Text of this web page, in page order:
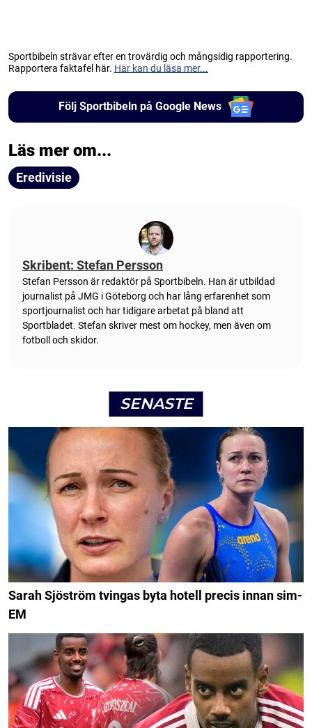
Sportbibeln strävar efter en trovärdig och mångsidig rapportering.
Rapportera faktafel här. Här kan du läsa mer...
Följ Sportbibeln på Google News
Läs mer om...
Eredivisie
Skribent: Stefan Persson
Stefan Persson är redaktör på Sportbibeln. Han är utbildad
journalist på JMG i Göteborg och har lång erfarenhet som
sportjournalist och har tidigare arbetat på bland att
Sportbladet. Stefan skriver mest om hockey, men även om
fotboll och skidor.
SENASTE
Sarah Sjöström tvingas byta hotell precis innan sim-
EM